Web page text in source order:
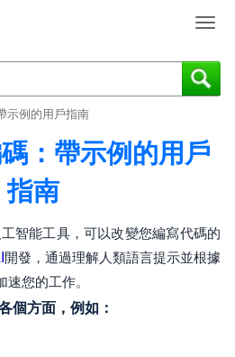
T
g
g
n
a
t
示例的用戶指南
：帶示例的用戶
指南
智能工具，可以改變您編寫代碼的
開發，通過理解人類語言提示並根據
您的工作。
個方面，例如：